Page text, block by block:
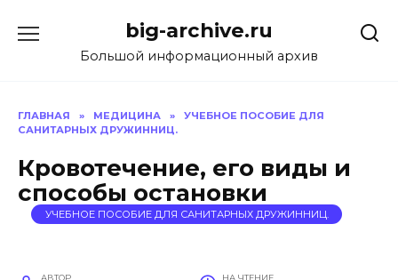
содержанию
big-archive.ru
Большой информационный архив
ГЛАВНАЯ » МЕДИЦИНА »
УЧЕБНОЕ ПОСОБИЕ ДЛЯ
САНИТАРНЫХ ДРУЖИННИЦ.
Кровотечение, его виды и
способы остановки
УЧЕБНОЕ ПОСОБИЕ ДЛЯ САНИТАРНЫХ ДРУЖИННИЦ.
АВТОР НА ЧТЕНИЕ